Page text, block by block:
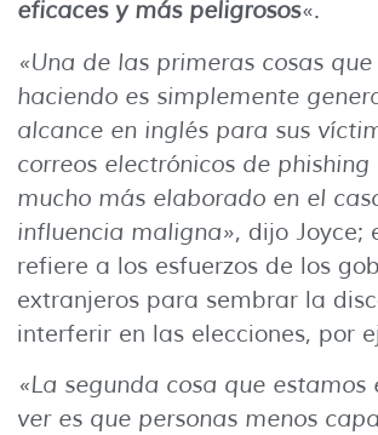
eficaces y más peligrosos«.
«Una de las primeras cosas
haciendo es simplemente
alcance en inglés para sus
correos electrónicos de
mucho más elaborado en el
influencia maligna», dijo Joyce;
refiere a los esfuerzos de los
extranjeros para sembrar la
interferir en las elecciones, por
«La segunda cosa que estamos
ver es que personas menos